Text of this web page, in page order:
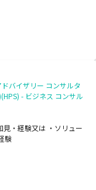
バイザリー コンサルタ
- ビジネス コンサル
見・経験又は ・ソリュー
験